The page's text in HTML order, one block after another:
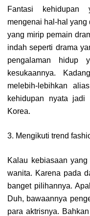
Fantasi kehidupan
mengenai hal-hal
yang mirip pemain
indah seperti drama
pengalaman hidup
kesukaannya.
melebih-lebihkan
kehidupan nyata jadi
Korea.
3. Mengikuti trend
Kalau kebiasaan
wanita. Karena pada
banget pilihannya.
Duh, bawaannya
para aktrisnya.